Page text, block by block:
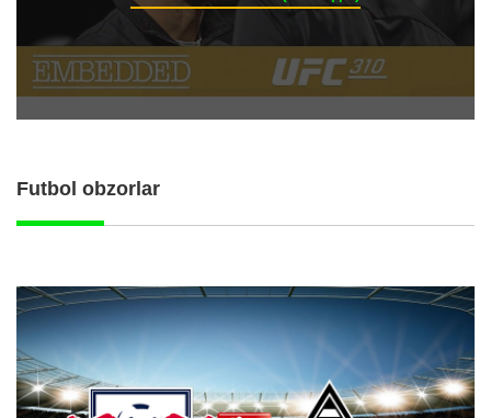
Futbol obzorlar